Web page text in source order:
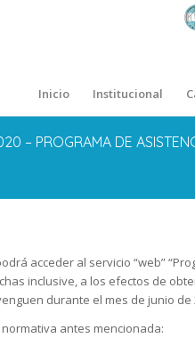
Inicio Institucional
– PROGRAMA DE
acceder al servicio “web”
inclusive, a los efectos de
durante el mes de junio de
antes mencionada: